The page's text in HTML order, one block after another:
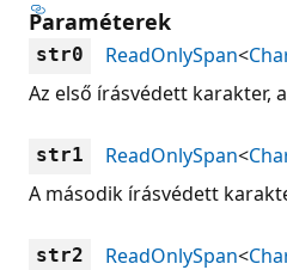
Paraméterek
str0 ReadOnlySpan<
Az első írásvédett karakter,
str1 ReadOnlySpan<
A második írásvédett
str2 ReadOnlySpan<